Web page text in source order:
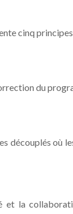
cinq
du
découplés où
et la